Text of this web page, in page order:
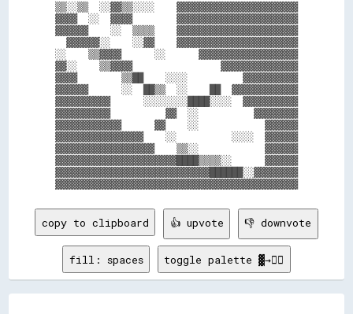
▒▒░░▒▒  ░░▓▓▒▒░░░░    ▓▓▓▓▓▓▓▓▓▓▓▓▓▓▓▓▓▓▓▓▓▓
▓▓▓▓  ░░  ▓▓▓▓        ▓▓▓▓▓▓▓▓▓▓▓▓▓▓▓▓▓▓▓▓▓▓
▓▓▓▓▓▓    ░░  ▒▒▒▒    ▓▓▓▓▓▓▓▓▓▓▓▓▓▓▓▓▓▓▓▓▓▓
  ▓▓▓▓▓▓░░    ░░▓▓    ▓▓▓▓▓▓▓▓▓▓▓▓▓▓▓▓▓▓▓▓▓▓
░░    ▒▒▓▓▓▓      ░░      ▓▓▓▓▓▓▓▓▓▓▓▓▓▓▓▓▓▓
▓▓░░    ▒▒▓▓▓▓                ▓▓▓▓▓▓▓▓▓▓▓▓▓▓
▓▓▓▓        ▒▒██    ░░░░          ▓▓▓▓▓▓▓▓▓▓
▓▓▓▓▓▓      ░░  ██▒▒  ░░    ██  ▓▓▓▓▓▓▓▓▓▓▓▓
▓▓▓▓▓▓▓▓▓▓      ░░░░░░░░████░░░░  ▓▓▓▓▓▓▓▓▓▓
▓▓▓▓▓▓▓▓▓▓          ▓▓  ░░          ▓▓▓▓▓▓▓▓
▓▓▓▓▓▓▓▓▓▓▓▓      ▓▓    ░░            ▓▓▓▓▓▓
▓▓▓▓▓▓▓▓▓▓▓▓▓▓▓▓    ░░          ░░░░  ▓▓▓▓▓▓
▓▓▓▓▓▓▓▓▓▓▓▓▓▓▓▓▓▓    ▒▒░░            ▓▓▓▓▓▓
▓▓▓▓▓▓▓▓▓▓▓▓▓▓▓▓▓▓▓▓▓▓████▒▒▒▒░░      ▓▓▓▓▓▓
▓▓▓▓▓▓▓▓▓▓▓▓▓▓▓▓▓▓▓▓▓▓▓▓▓▓▓▓██████░░▓▓▓▓▓▓▓▓
copy to clipboard 👍 upvote 👎 downvote
fill: spaces toggle palette ▓→✊🏽